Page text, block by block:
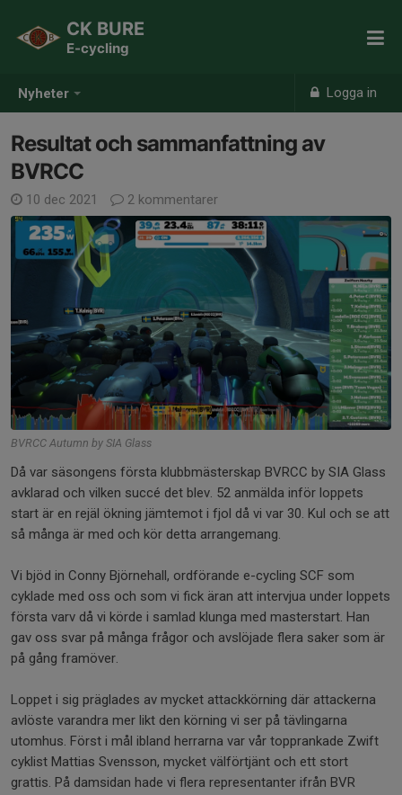
Nyheter Logga in
CK BURE
E-cycling
Resultat och sammanfattning av
BVRCC
10 dec 2021 2 kommentarer
BVRCC Autumn by SIA Glass
Då var säsongens första klubbmästerskap BVRCC by SIA Glass
avklarad och vilken succé det blev. 52 anmälda inför loppets
start är en rejäl ökning jämtemot i fjol då vi var 30. Kul och se att
så många är med och kör detta arrangemang.
Vi bjöd in Conny Björnehall, ordförande e-cycling SCF som
cyklade med oss och som vi fick äran att intervjua under loppets
första varv då vi körde i samlad klunga med masterstart. Han
gav oss svar på många frågor och avslöjade flera saker som är
på gång framöver.
Loppet i sig präglades av mycket attackkörning där attackerna
avlöste varandra mer likt den körning vi ser på tävlingarna
utomhus. Först i mål ibland herrarna var vår topprankade Zwift
cyklist Mattias Svensson, mycket välförtjänt och ett stort
grattis. På damsidan hade vi flera representanter ifrån BVR